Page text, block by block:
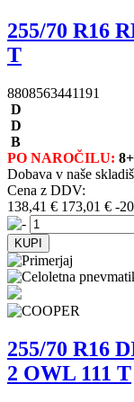
255/70 R16
T
8808563441191
D
D
B
PO NAROČILU:
Dobava v naše
Cena z DDV:
138,41 € 173,01 € -
255/70 R16
2 OWL 111 T